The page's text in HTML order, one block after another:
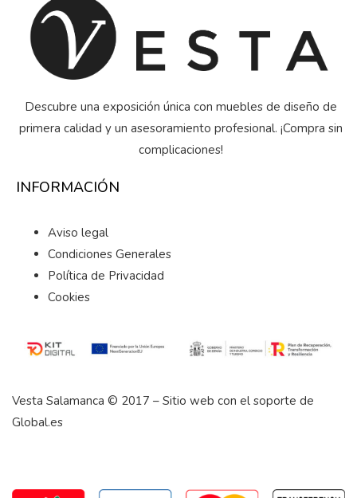
Descubre una exposición única con muebles de diseño de
primera calidad y un asesoramiento profesional. ¡Compra sin
complicaciones!
INFORMACIÓN
Aviso legal
Condiciones Generales
Política de Privacidad
Cookies
Vesta Salamanca © 2017 – Sitio web con el soporte de
Global.es